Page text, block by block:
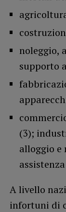
noleggio,
supporto
(3);
alloggio e
A livello
infortuni di